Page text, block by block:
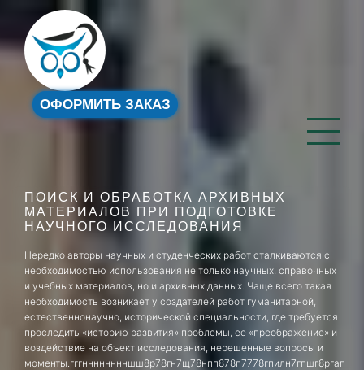
ОФОРМИТЬ ЗАКАЗ
ПОИСК И ОБРАБОТКА АРХИВНЫХ
МАТЕРИАЛОВ ПРИ ПОДГОТОВКЕ
НАУЧНОГО ИССЛЕДОВАНИЯ
Нередко авторы научных и студенческих работ сталкиваются с
необходимостью использования не только научных, справочных
и учебных материалов, но и архивных данных. Чаще всего такая
необходимость возникает у создателей работ гуманитарной,
естественнонаучно, исторической специальности, где требуется
проследить «историю развития» проблемы, ее «преображение» и
воздействие на объект исследования, нерешенные вопросы и
моменты.гггнннннннншш8р78гн7щ78нпп878п7778гпилн7гпшг8ргап